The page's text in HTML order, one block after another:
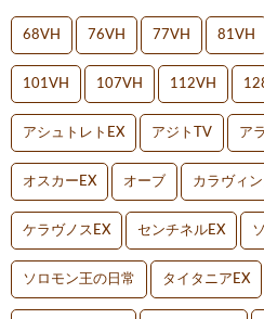
68VH 76VH 77VH 81VH
101VH 107VH 112VH
アシュトレトEX アジトTV ア
オスカーEX オーブ カラヴィ
ケラヴノスEX センチネルEX
ソロモン王の日常 タイタニアEX